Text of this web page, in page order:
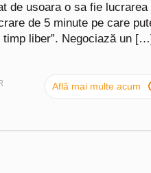
de usoara o sa fie lucrarea
de 5 minute pe care
liber”. Negociază un
Află mai multe acum